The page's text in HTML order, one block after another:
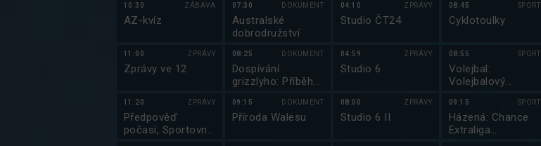
10:30 ZÁBAVA
AZ-kvíz
11:00 ZPRÁVY
Zprávy ve 12
11:20 ZPRÁVY
Předpověď
počasí, Sportovní
07:30 DOKUMENT
Australské
dobrodružství
08:25 DOKUMENT
Dospívání
grizzlyho: Příběh
09:15 DOKUMENT
Příroda Walesu
04:10 ZPRÁVY
Studio ČT24
04:59 ZPRÁVY
Studio 6
08:00 ZPRÁVY
Studio 6 II
08:45 SPORT
Cyklotoulky
08:55 SPORT
Volejbal:
Volejbalový
09:15 SPORT
Házená: Chance
Extraliga